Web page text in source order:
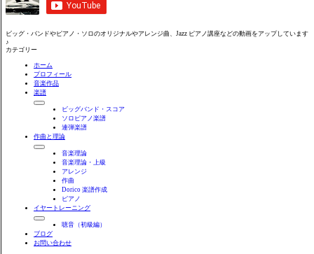
ビッグ・バンドやピアノ・ソロのオリジナルやアレンジ曲、Jazz ピアノ講座などの動画をアップしています
♪
カテゴリー
ホーム
プロフィール
音楽作品
楽譜
ビッグバンド・スコア
ソロピアノ楽譜
連弾楽譜
作曲と理論
音楽理論
音楽理論・上級
アレンジ
作曲
Dorico 楽譜作成
ピアノ
イヤートレーニング
聴音（初級編）
ブログ
お問い合わせ